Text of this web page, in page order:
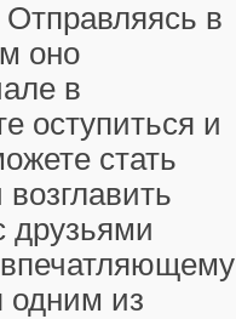
Отправляясь в
оно
в
оступиться и
стать
друзьями
одним из